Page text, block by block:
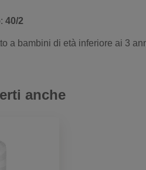
40/2
a bambini di età inferiore ai 3
anche